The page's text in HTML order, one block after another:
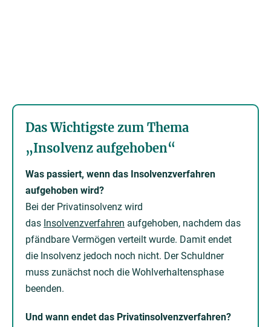
Das Wichtigste zum Thema
„Insolvenz aufgehoben“
Was passiert, wenn das Insolvenzverfahren
aufgehoben wird?
Bei der Privatinsolvenz wird
das Insolvenzverfahren aufgehoben, nachdem das
pfändbare Vermögen verteilt wurde. Damit endet
die Insolvenz jedoch noch nicht. Der Schuldner
muss zunächst noch die Wohlverhaltensphase
beenden.
Und wann endet das Privatinsolvenzverfahren?